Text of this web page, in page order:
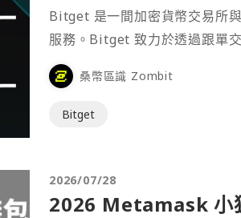
Bitget 是一間加密貨幣交易所
服務。Bitget 致力於透過跟單
桑幣區識 Zombit
Bitget
2026/07/28
2026 Metamask 小